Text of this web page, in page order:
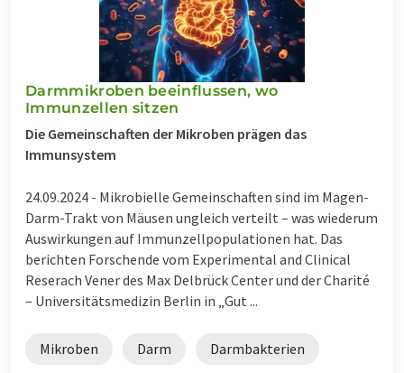
Darmmikroben beeinflussen, wo
Immunzellen sitzen
Die Gemeinschaften der Mikroben prägen das
Immunsystem
24.09.2024 - Mikrobielle Gemeinschaften sind im Magen-
Darm-Trakt von Mäusen ungleich verteilt – was wiederum
Auswirkungen auf Immunzellpopulationen hat. Das
berichten Forschende vom Experimental and Clinical
Reserach Vener des Max Delbrück Center und der Charité
– Universitätsmedizin Berlin in „Gut ...
Mikroben Darm Darmbakterien